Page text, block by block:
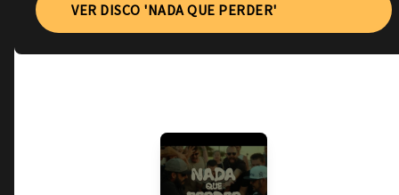
VER DISCO 'NADA QUE PERDER'